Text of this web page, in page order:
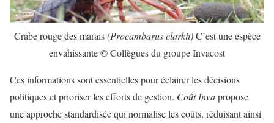
Crabe rouge des marais(Procambarus clarkii)C’est une espèce
envahissante © Collègues du groupe Invacost
Ces informations sont essentielles pour éclairer les décisions
politiques et prioriser les efforts de gestion. Coût Invapropose
une approche standardisée qui normalise les coûts, réduisant ainsi